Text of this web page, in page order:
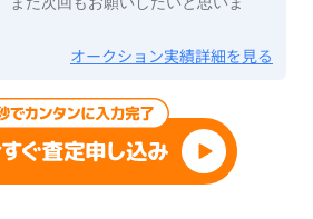
オークション実績詳細を見る